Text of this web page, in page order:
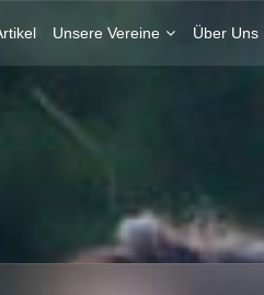
Unsere Vereine Über Uns